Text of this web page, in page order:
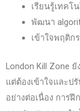
เรียนรู้เทคโ
พัฒนา
เข้าใจพฤติก
London Kill Zone
แต่ต้องเข้าใจและป
อย่างต่อเนื่อง การ